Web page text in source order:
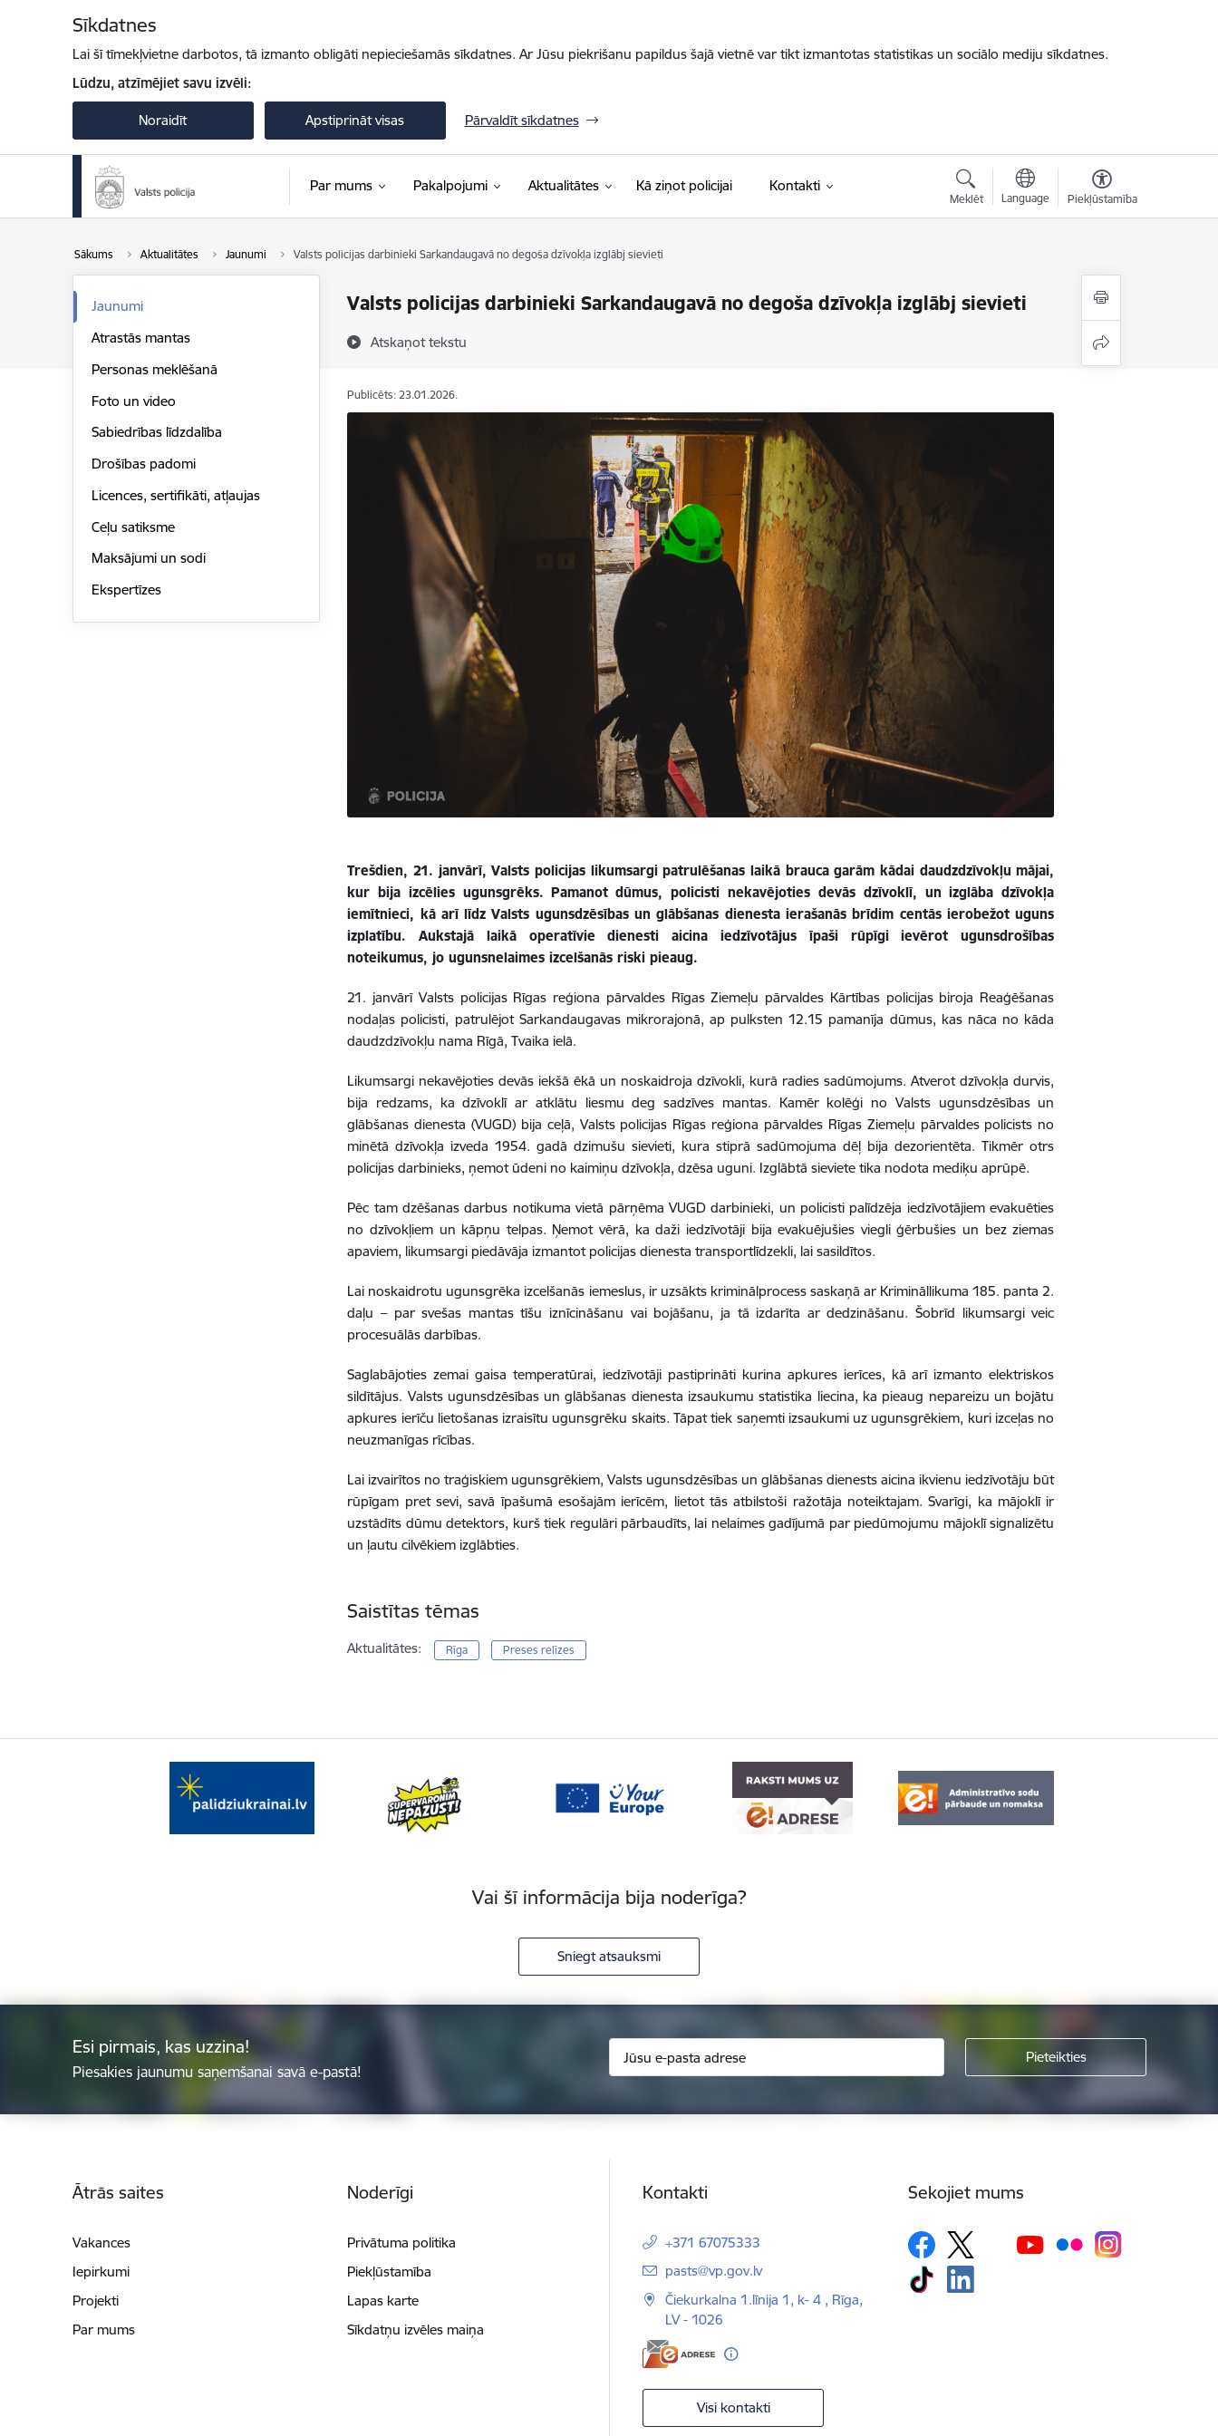
Sīkdatnes
Lai šī tīmekļvietne darbotos, tā izmanto obligāti nepieciešamās sīkdatnes. Ar Jūsu piekrišanu papildus šajā vietnē var tikt izmantotas statistikas un sociālo mediju sīkdatnes.
Lūdzu, atzīmējiet savu izvēli:
Noraidīt Apstiprināt visas Pārvaldīt sīkdatnes
Par mums Pakalpojumi Aktualitātes Kā ziņot policijai Kontakti
Meklēt Language Piekļūstamība
Sākums Aktualitātes Jaunumi Valsts policijas darbinieki Sarkandaugavā no degoša dzīvokļa izglābj sievieti
Valsts policijas darbinieki Sarkandaugavā no degoša dzīvokļa izglābj sievieti
Atskaņot tekstu
Jaunumi
Atrastās mantas
Personas meklēšanā
Foto un video
Sabiedrības līdzdalība
Drošības padomi
Licences, sertifikāti, atļaujas
Ceļu satiksme
Maksājumi un sodi
Ekspertīzes
Publicēts: 23.01.2026.
Trešdien, 21. janvārī, Valsts policijas likumsargi patrulēšanas laikā brauca garām kādai daudzdzīvokļu mājai,
kur bija izcēlies ugunsgrēks. Pamanot dūmus, policisti nekavējoties devās dzīvoklī, un izglāba dzīvokļa
iemītnieci, kā arī līdz Valsts ugunsdzēsības un glābšanas dienesta ierašanās brīdim centās ierobežot uguns
izplatību. Aukstajā laikā operatīvie dienesti aicina iedzīvotājus īpaši rūpīgi ievērot ugunsdrošības
noteikumus, jo ugunsnelaimes izcelšanās riski pieaug.
21. janvārī Valsts policijas Rīgas reģiona pārvaldes Rīgas Ziemeļu pārvaldes Kārtības policijas biroja Reaģēšanas
nodaļas policisti, patrulējot Sarkandaugavas mikrorajonā, ap pulksten 12.15 pamanīja dūmus, kas nāca no kāda
daudzdzīvokļu nama Rīgā, Tvaika ielā.
Likumsargi nekavējoties devās iekšā ēkā un noskaidroja dzīvokli, kurā radies sadūmojums. Atverot dzīvokļa durvis,
bija redzams, ka dzīvoklī ar atklātu liesmu deg sadzīves mantas. Kamēr kolēģi no Valsts ugunsdzēsības un
glābšanas dienesta (VUGD) bija ceļā, Valsts policijas Rīgas reģiona pārvaldes Rīgas Ziemeļu pārvaldes policists no
minētā dzīvokļa izveda 1954. gadā dzimušu sievieti, kura stiprā sadūmojuma dēļ bija dezorientēta. Tikmēr otrs
policijas darbinieks, ņemot ūdeni no kaimiņu dzīvokļa, dzēsa uguni. Izglābtā sieviete tika nodota mediķu aprūpē.
Pēc tam dzēšanas darbus notikuma vietā pārņēma VUGD darbinieki, un policisti palīdzēja iedzīvotājiem evakuēties
no dzīvokļiem un kāpņu telpas. Ņemot vērā, ka daži iedzīvotāji bija evakuējušies viegli ģērbušies un bez ziemas
apaviem, likumsargi piedāvāja izmantot policijas dienesta transportlīdzekli, lai sasildītos.
Lai noskaidrotu ugunsgrēka izcelšanās iemeslus, ir uzsākts kriminālprocess saskaņā ar Krimināllikuma 185. panta 2.
daļu – par svešas mantas tīšu iznīcināšanu vai bojāšanu, ja tā izdarīta ar dedzināšanu. Šobrīd likumsargi veic
procesuālās darbības.
Saglabājoties zemai gaisa temperatūrai, iedzīvotāji pastiprināti kurina apkures ierīces, kā arī izmanto elektriskos
sildītājus. Valsts ugunsdzēsības un glābšanas dienesta izsaukumu statistika liecina, ka pieaug nepareizu un bojātu
apkures ierīču lietošanas izraisītu ugunsgrēku skaits. Tāpat tiek saņemti izsaukumi uz ugunsgrēkiem, kuri izceļas no
neuzmanīgas rīcības.
Lai izvairītos no traģiskiem ugunsgrēkiem, Valsts ugunsdzēsības un glābšanas dienests aicina ikvienu iedzīvotāju būt
rūpīgam pret sevi, savā īpašumā esošajām ierīcēm, lietot tās atbilstoši ražotāja noteiktajam. Svarīgi, ka mājoklī ir
uzstādīts dūmu detektors, kurš tiek regulāri pārbaudīts, lai nelaimes gadījumā par piedūmojumu mājoklī signalizētu
un ļautu cilvēkiem izglābties.
Saistītas tēmas
Aktualitātes: Rīga Preses relīzes
Vai šī informācija bija noderīga?
Sniegt atsauksmi
Esi pirmais, kas uzzina!
Piesakies jaunumu saņemšanai savā e-pastā!
Ātrās saites
Vakances
Iepirkumi
Projekti
Par mums
Noderīgi
Privātuma politika
Piekļūstamība
Lapas karte
Sīkdatņu izvēles maiņa
Kontakti
+371 67075333
E-pasts:
pasts@vp.gov.lv
Čiekurkalna 1.līnija 1, k- 4 , Rīga,
LV - 1026
Visi kontakti
Sekojiet mums